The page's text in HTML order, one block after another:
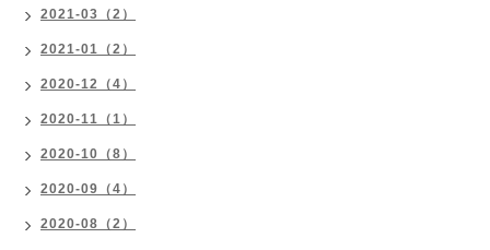
2021-03（2）
2021-01（2）
2020-12（4）
2020-11（1）
2020-10（8）
2020-09（4）
2020-08（2）